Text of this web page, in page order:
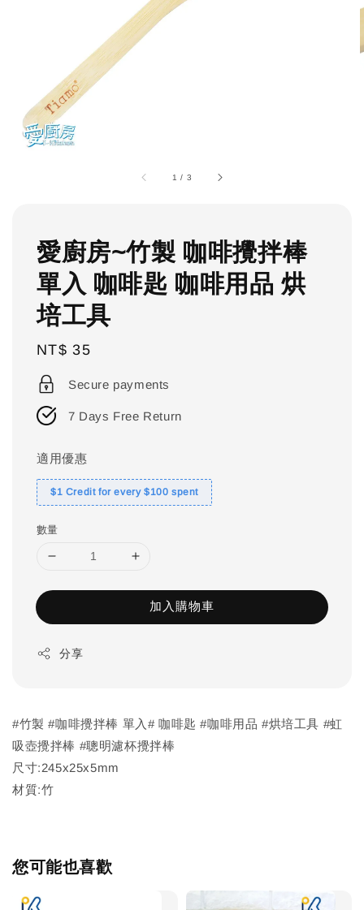
1 / 3
愛廚房~竹製 咖啡攪拌棒
單入 咖啡匙 咖啡用品 烘
培工具
Regular
price
NT$ 35
Secure payments
7 Days Free Return
適用優惠
$1 Credit for every $100 spent
數量
加入購物車
分享
#竹製 #咖啡攪拌棒 單入# 咖啡匙 #咖啡用品 #烘培工具 #虹
吸壺攪拌棒 #聰明濾杯攪拌棒
尺寸:245x25x5mm
材質:竹
您可能也喜歡